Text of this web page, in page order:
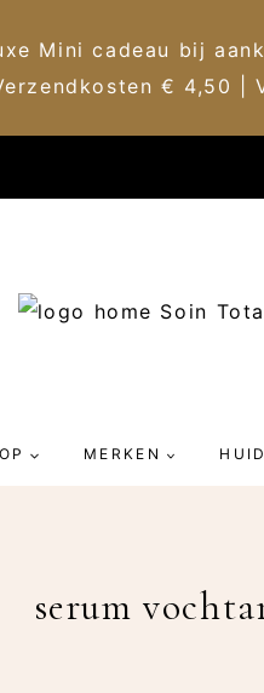
Mini cadeau bij
€ 4,50 |
MERKEN
serum